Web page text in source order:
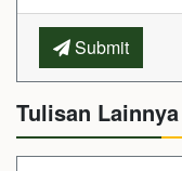
Submit
Tulisan Lainnya